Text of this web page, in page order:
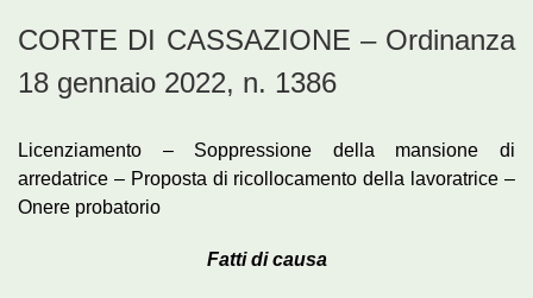
CORTE DI CASSAZIONE – Ordinanza
18 gennaio 2022, n. 1386
Licenziamento – Soppressione della mansione di
arredatrice – Proposta di ricollocamento della lavoratrice –
Onere probatorio
Fatti di causa